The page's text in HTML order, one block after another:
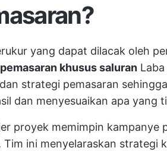
yang dapat dilacak oleh
khusus saluran
strategi pemasaran
dan menyesuaikan apa yang
proyek memimpin kampanye
Tim ini menyelaraskan strategi